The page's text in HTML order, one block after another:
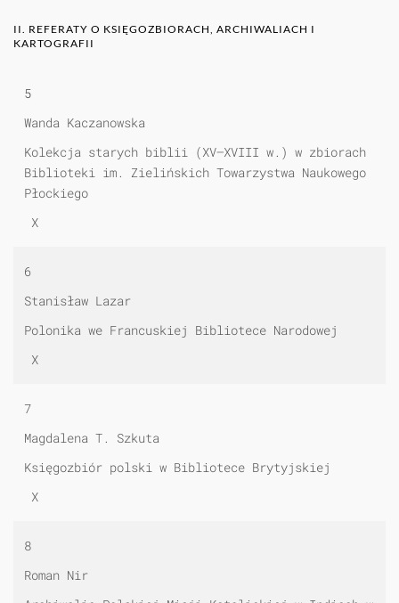
II. REFERATY O KSIĘGOZBIORACH, ARCHIWALIACH I
KARTOGRAFII
5
Wanda Kaczanowska
Kolekcja starych biblii (XV—XVIII w.) w zbiorach
Biblioteki im. Zielińskich Towarzystwa Naukowego
Płockiego
X
6
Stanisław Lazar
Polonika we Francuskiej Bibliotece Narodowej
X
7
Magdalena T. Szkuta
Księgozbiór polski w Bibliotece Brytyjskiej
X
8
Roman Nir